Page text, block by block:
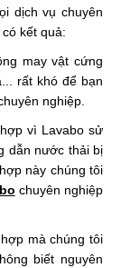
dịch vụ chuyên
kết quả:
may vật cứng
rất khó để bạn
nghiệp.
vì Lavabo sử
dẫn nước thải bị
này chúng tôi
chuyên nghiệp
mà chúng tôi
biết nguyên